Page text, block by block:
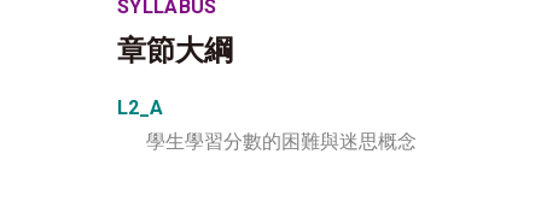
SYLLABUS
章節大綱
L2_A
學生學習分數的困難與迷思概念